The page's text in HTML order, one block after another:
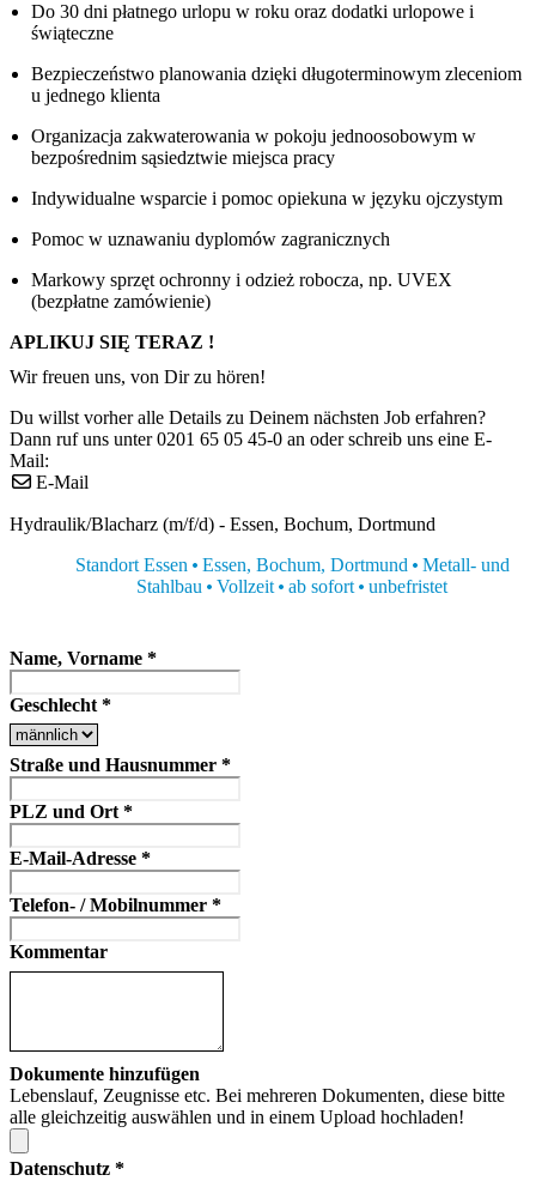
Do 30 dni płatnego urlopu w roku oraz dodatki urlopowe i
świąteczne
Bezpieczeństwo planowania dzięki długoterminowym zleceniom
u jednego klienta
Organizacja zakwaterowania w pokoju jednoosobowym w
bezpośrednim sąsiedztwie miejsca pracy
Indywidualne wsparcie i pomoc opiekuna w języku ojczystym
Pomoc w uznawaniu dyplomów zagranicznych
Markowy sprzęt ochronny i odzież robocza, np. UVEX
(bezpłatne zamówienie)
APLIKUJ SIĘ TERAZ !
Wir freuen uns, von Dir zu hören!
Du willst vorher alle Details zu Deinem nächsten Job erfahren?
Dann ruf uns unter 0201 65 05 45-0 an oder schreib uns eine E-
Mail:
E-Mail
Hydraulik/Blacharz (m/f/d) - Essen, Bochum, Dortmund
Standort Essen Essen, Bochum, Dortmund Metall- und
Stahlbau
Vollzeit ab sofort unbefristet
Name, Vorname *
Geschlecht *
Straße und Hausnummer *
PLZ und Ort *
E-Mail-Adresse *
Telefon- / Mobilnummer *
Kommentar
Dokumente hinzufügen
Lebenslauf, Zeugnisse etc. Bei mehreren Dokumenten, diese bitte
alle gleichzeitig auswählen und in einem Upload hochladen!
Datenschutz *